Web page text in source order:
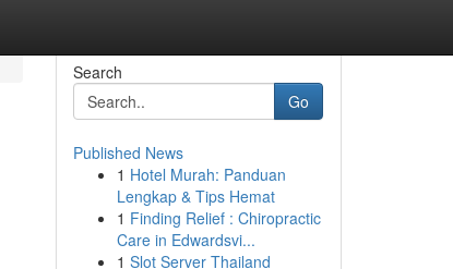
Search
Go
Published News
1 Hotel Murah: Panduan
Lengkap & Tips Hemat
1 Finding Relief : Chiropractic
Care in Edwardsvi...
1 Slot Server Thailand